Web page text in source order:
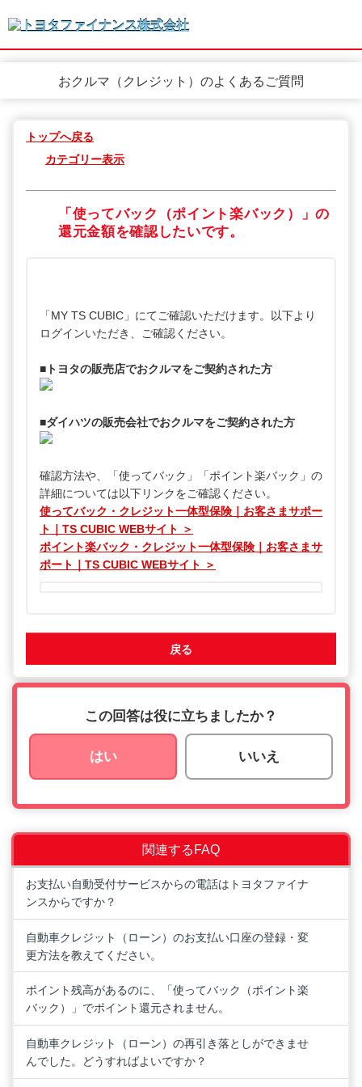
おクルマ（クレジット）のよくあるご質問
トップへ戻る
カテゴリー表示
「使ってバック（ポイント楽バック）」の
還元金額を確認したいです。
「MY TS CUBIC」にてご確認いただけます。以下より
ログインいただき、ご確認ください。
■トヨタの販売店でおクルマをご契約された方
■ダイハツの販売会社でおクルマをご契約された方
確認方法や、「使ってバック」「ポイント楽バック」の
詳細については以下リンクをご確認ください。
使ってバック・クレジット一体型保険｜お客さまサポー
ト｜TS CUBIC WEBサイト ＞
ポイント楽バック・クレジット一体型保険｜お客さまサ
ポート｜TS CUBIC WEBサイト ＞
戻る
この回答は役に立ちましたか？
はい いいえ
関連するFAQ
お支払い自動受付サービスからの電話はトヨタファイナ
ンスからですか？
自動車クレジット（ローン）のお支払い口座の登録・変
更方法を教えてください。
ポイント残高があるのに、「使ってバック（ポイント楽
バック）」でポイント還元されません。
自動車クレジット（ローン）の再引き落としができませ
んでした。どうすればよいですか？